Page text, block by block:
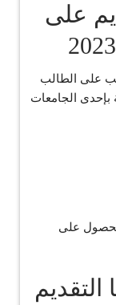
على
على الطالب
بإحدى الجامعات
على